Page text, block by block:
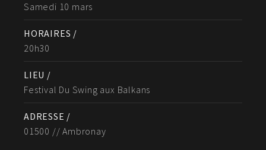
Samedi 10 mars
HORAIRES /
20h30
LIEU /
Festival Du Swing aux Balkans
ADRESSE /
01500 // Ambronay